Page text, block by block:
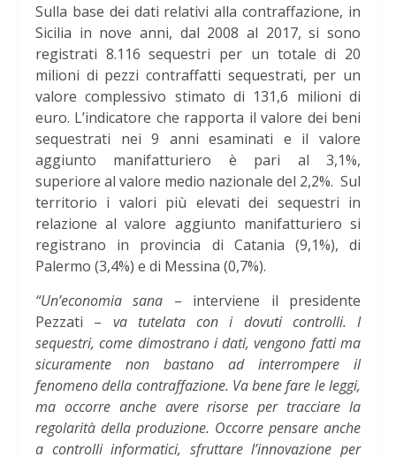
Sulla base dei dati relativi alla contraffazione, in
Sicilia in nove anni, dal 2008 al 2017, si sono
registrati 8.116 sequestri per un totale di 20
milioni di pezzi contraffatti sequestrati, per un
valore complessivo stimato di 131,6 milioni di
euro. L’indicatore che rapporta il valore dei beni
sequestrati nei 9 anni esaminati e il valore
aggiunto manifatturiero è pari al 3,1%,
superiore al valore medio nazionale del 2,2%. Sul
territorio i valori più elevati dei sequestri in
relazione al valore aggiunto manifatturiero si
registrano in provincia di Catania (9,1%), di
Palermo (3,4%) e di Messina (0,7%).
“Un’economia sana – interviene il presidente
Pezzati – va tutelata con i dovuti controlli. I
sequestri, come dimostrano i dati, vengono fatti ma
sicuramente non bastano ad interrompere il
fenomeno della contraffazione. Va bene fare le leggi,
ma occorre anche avere risorse per tracciare la
regolarità della produzione. Occorre pensare anche
a controlli informatici, sfruttare l’innovazione per